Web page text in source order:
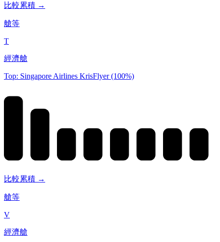
比較累積 →
艙等
T
經濟艙
Top: Singapore Airlines KrisFlyer (100%)
比較累積 →
艙等
V
經濟艙